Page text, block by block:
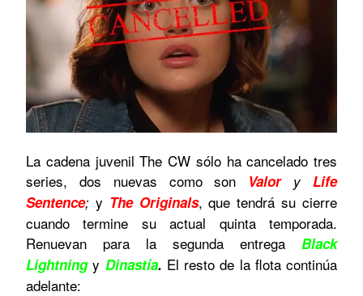
La cadena juvenil The CW sólo ha cancelado tres
series, dos nuevas como son Valor yLife
Sentence; y The Originals, que tendrá su cierre
cuando termine su actual quinta temporada.
Renuevan para la segunda entrega Black
Lightning y Dinastía. El resto de la flota continúa
adelante: